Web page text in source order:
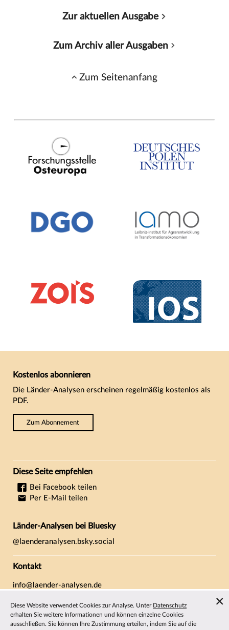
Zur aktuellen Ausgabe
Zum Archiv aller Ausgaben
Zum Seitenanfang
Kostenlos abonnieren
Die Länder-Analysen erscheinen regelmäßig kostenlos als
PDF.
Zum Abonnement
Diese Seite empfehlen
Bei Facebook teilen
Per E-Mail teilen
Länder-Analysen bei Bluesky
@laenderanalysen.bsky.social
Kontakt
info@laender-analysen.de
Fax: 0421/218-69607
Diese Website verwendet Cookies zur Analyse. Unter Datenschutz
erhalten Sie weitere Informationen und können einzelne Cookies
ausschließen. Sie können Ihre Zustimmung erteilen, indem Sie auf die